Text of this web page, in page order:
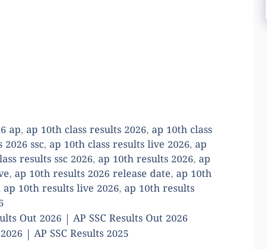
ap, ap 10th class results 2026, ap 10th class
2026 ssc, ap 10th class results live 2026, ap
results ssc 2026, ap 10th results 2026, ap
, ap 10th results 2026 release date, ap 10th
ap 10th results live 2026, ap 10th results
Out 2026 | AP SSC Results Out 2026
| AP SSC Results 2025